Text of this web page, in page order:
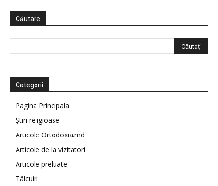
Căutare
Categorii
Pagina Principala
Știri religioase
Articole Ortodoxia.md
Articole de la vizitatori
Articole preluate
Tâlcuiri